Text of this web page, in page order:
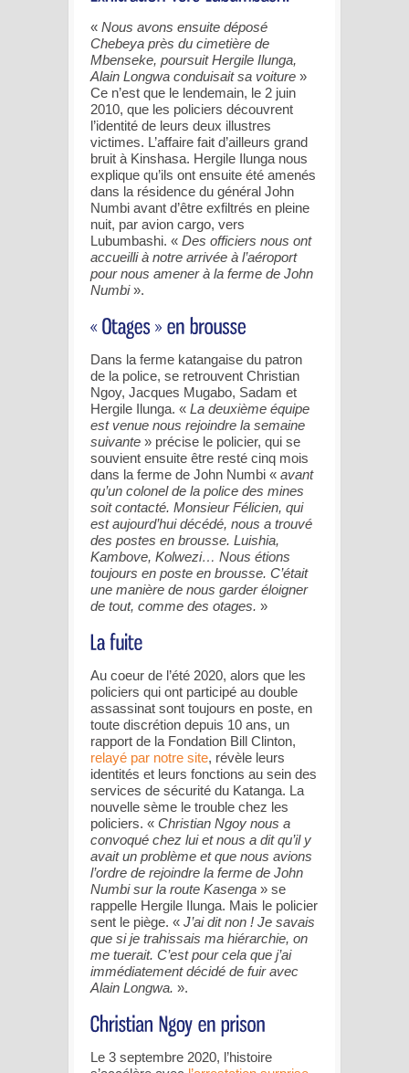
« Nous avons ensuite déposé
Chebeya près du cimetière de
Mbenseke, poursuit Hergile Ilunga,
Alain Longwa conduisait sa voiture »
Ce n’est que le lendemain, le 2 juin
2010, que les policiers découvrent
l’identité de leurs deux illustres
victimes. L’affaire fait d’ailleurs grand
bruit à Kinshasa. Hergile Ilunga nous
explique qu’ils ont ensuite été amenés
dans la résidence du général John
Numbi avant d’être exfiltrés en pleine
nuit, par avion cargo, vers
Lubumbashi. « Des officiers nous ont
accueilli à notre arrivée à l’aéroport
pour nous amener à la ferme de John
Numbi».
Dans la ferme katangaise du patron
de la police, se retrouvent Christian
Ngoy, Jacques Mugabo, Sadam et
Hergile Ilunga. « La deuxième équipe
est venue nous rejoindre la semaine
suivante » précise le policier, qui se
souvient ensuite être resté cinq mois
dans la ferme de John Numbi « avant
qu’un colonel de la police des mines
soit contacté. Monsieur Félicien, qui
est aujourd’hui décédé, nous a trouvé
des postes en brousse. Luishia,
Kambove, Kolwezi… Nous étions
toujours en poste en brousse. C’était
une manière de nous garder éloigner
de tout, comme des otages. »
Au coeur de l’été 2020, alors que les
policiers qui ont participé au double
assassinat sont toujours en poste, en
toute discrétion depuis 10 ans, un
rapport de la Fondation Bill Clinton,
relayé par notre site, révèle leurs
identités et leurs fonctions au sein des
services de sécurité du Katanga. La
nouvelle sème le trouble chez les
policiers. « Christian Ngoy nous a
convoqué chez lui et nous a dit qu’il y
avait un problème et que nous avions
l’ordre de rejoindre la ferme de John
Numbi sur la route Kasenga » se
rappelle Hergile Ilunga. Mais le policier
sent le piège. « J’ai dit non ! Je savais
que si je trahissais ma hiérarchie, on
me tuerait. C’est pour cela que j’ai
immédiatement décidé de fuir avec
Alain Longwa. ».
Le 3 septembre 2020, l’histoire